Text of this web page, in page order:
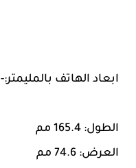
ابعاد الهاتف بالمليمتر:-
الطول: 165.4 مم
العرض: 74.6 مم